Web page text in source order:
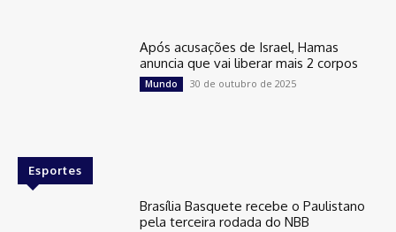
Após acusações de Israel, Hamas
anuncia que vai liberar mais 2 corpos
Mundo 30 de outubro de 2025
Esportes
Brasília Basquete recebe o Paulistano
pela terceira rodada do NBB